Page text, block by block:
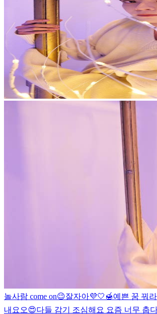
놀사람 come on😉잘자아💜🤍🍯예쁜 꿈 꿔
내요오😍다들 감기 조심해요 요즘 너무 춥